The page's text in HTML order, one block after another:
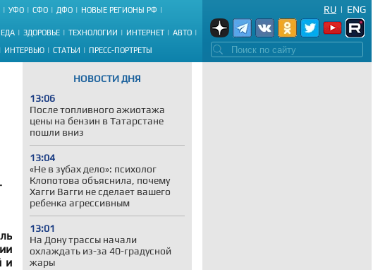
УФО СФО ДФО НОВЫЕ РЕГИОНЫ РФ
ЕДА ЗДОРОВЬЕ ТЕХНОЛОГИИ ИНТЕРНЕТ АВТО
ИНТЕРВЬЮ СТАТЬИ ПРЕСС-ПОРТРЕТЫ
ENG
|
RU
НОВОСТИ ДНЯ
13:06
После топливного ажиотажа
цены на бензин в Татарстане
пошли вниз
13:04
«Не в зубах дело»: психолог
Клопотова объяснила, почему
Хагги Вагги не сделает вашего
ребенка агрессивным
13:01
На Дону трассы начали
охлаждать из-за 40-градусной
жары
и